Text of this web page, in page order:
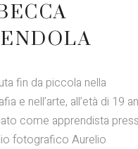
fin da piccola nella
e nell’arte, all’età di 19
come apprendista
fotografico Aurelio